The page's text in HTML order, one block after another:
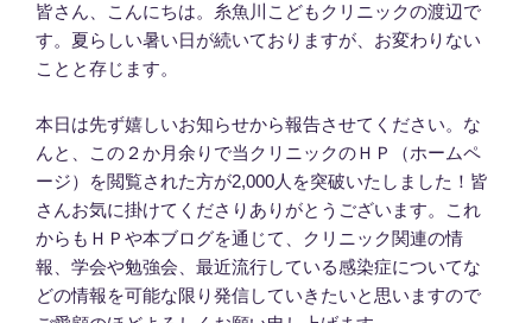
皆さん、こんにちは。糸魚川こどもクリニックの渡辺で
す。夏らしい暑い日が続いておりますが、お変わりない
ことと存じます。
本日は先ず嬉しいお知らせから報告させてください。な
んと、この２か月余りで当クリニックのＨＰ（ホームペ
ージ）を閲覧された方が2,000人を突破いたしました！皆
さんお気に掛けてくださりありがとうございます。これ
からもＨＰや本ブログを通じて、クリニック関連の情
報、学会や勉強会、最近流行している感染症についてな
どの情報を可能な限り発信していきたいと思いますので